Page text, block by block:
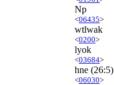
Np
<06435>
wtlwak
<0200>
lyok
<03684>
hne (26:5)
<06030>